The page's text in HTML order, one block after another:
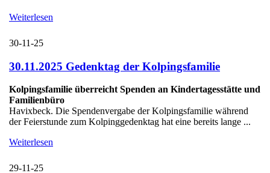
Weiterlesen
30-11-25
30.11.2025 Gedenktag der Kolpingsfamilie
Kolpingsfamilie überreicht Spenden an Kindertagesstätte und
Familienbüro
Havixbeck. Die Spendenvergabe der Kolpingsfamilie während
der Feierstunde zum Kolpinggedenktag hat eine bereits lange ...
Weiterlesen
29-11-25